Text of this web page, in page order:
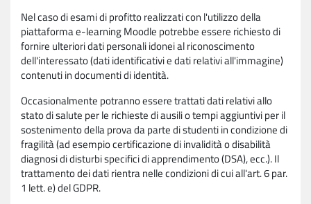
Nel caso di esami di profitto realizzati con l'utilizzo della
piattaforma e-learning Moodle potrebbe essere richiesto di
fornire ulteriori dati personali idonei al riconoscimento
dell'interessato (dati identificativi e dati relativi all'immagine)
contenuti in documenti di identità.
Occasionalmente potranno essere trattati dati relativi allo
stato di salute per le richieste di ausili o tempi aggiuntivi per il
sostenimento della prova da parte di studenti in condizione di
fragilità (ad esempio certificazione di invalidità o disabilità
diagnosi di disturbi specifici di apprendimento (DSA), ecc.). Il
trattamento dei dati rientra nelle condizioni di cui all'art. 6 par.
1 lett. e) del GDPR.